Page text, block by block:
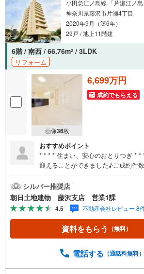
小田急江ノ島線 「片瀬江ノ
神奈川県藤沢市片瀬4丁目
2020年9月（築6年）
29戸 / 地上11階建
6階 / 南西 / 66.76m2 / 3LDK
リフォーム
画像36枚
6,699万円
成約でもらえる
おすすめポイント
* * * * 住まい、安心のおとりつぎ * *
迎えることができました♪ご成約件
分！☆ご予約は『朝日土地建物藤沢
物グループは地域密着を合言葉に全
を目指しております。広告掲載して
います。色々廻ったけど良い物件が
ても平気・・？お家の買替えって
ずは何でもお気軽にご相談ください
ます!!*お客様に選ばれ続け、ご成約
シルバー推奨店
朝日土地建物 藤沢支店 営業1課
4.5 不動産会社レビュー 8
資料をもらう （無料）
電話する （通話料無料）